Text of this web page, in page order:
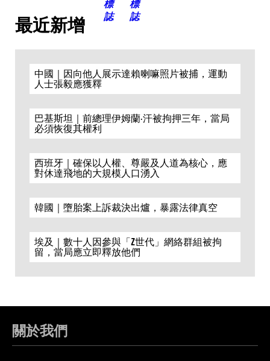
最近新增
中國｜因向他人展示達賴喇嘛照片被捕，運動
人士張毅應獲釋
巴基斯坦｜前總理伊姆蘭·汗被拘押三年，當局
必須恢復其權利
西班牙｜確保以人權、尊嚴及人道為核心，應
對休達飛地的大規模人口湧入
韓國｜墮胎案上訴裁決出爐，暴露法律真空
埃及｜數十人因參與「Z世代」網絡群組被拘
留，當局應立即釋放他們
關於我們